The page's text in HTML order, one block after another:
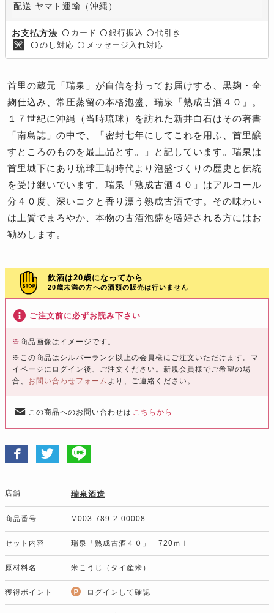
配送 ヤマト運輸（沖縄）
お支払方法 〇 カード 〇 銀行振込 〇 代引き
〇 のし対応 〇 メッセージ入れ対応
首里の蔵元「瑞泉」が自信を持ってお届けする、黒麹・全
麹仕込み、常圧蒸留の本格泡盛、瑞泉「熟成古酒４０」。
１７世紀に沖縄（当時琉球）を訪れた新井白石はその著書
「南島誌」の中で、「密封七年にしてこれを用ふ、首里醸
すところのものを最上品とす。」と記しています。瑞泉は
首里城下にあり琉球王朝時代より泡盛づくりの歴史と伝統
を受け継いでいます。瑞泉「熟成古酒４０」はアルコール
分４０度、深いコクと香り漂う熟成古酒です。その味わい
は上質でまろやか、本物の古酒泡盛を嗜好される方にはお
勧めします。
飲酒は20歳になってから
20歳未満の方への酒類の販売は行いません
ご注文前に必ずお読み下さい
※商品画像はイメージです。
※この商品はシルバーランク以上の会員様にご注文いただけます。マ
イページにログイン後、ご注文ください。新規会員様でご希望の場
合、 お問い合わせフォーム より、ご連絡ください。
この商品へのお問い合わせは こちらから
店舗 瑞泉酒造
商品番号 M003-789-2-00008
セット内容 瑞泉「熟成古酒４０」 720ｍｌ
原材料名 米こうじ（タイ産米）
獲得ポイント ログインして確認